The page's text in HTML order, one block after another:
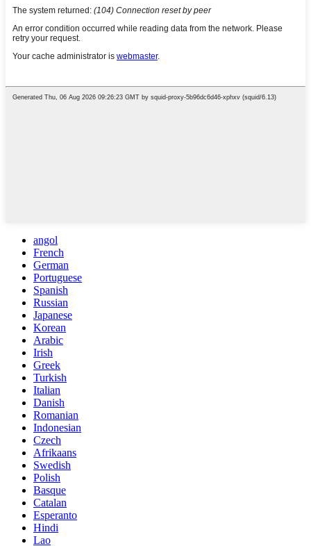
angol
French
German
Portuguese
Spanish
Russian
Japanese
Korean
Arabic
Irish
Greek
Turkish
Italian
Danish
Romanian
Indonesian
Czech
Afrikaans
Swedish
Polish
Basque
Catalan
Esperanto
Hindi
Lao